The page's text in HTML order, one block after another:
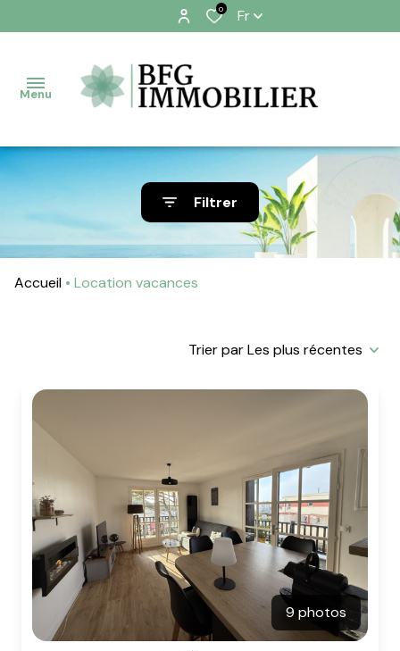
0 Fr
Menu
A
A
LOUER
NOUS
Filtrer
Accueil Location vacances
Trier par Les plus récentes
9 photos